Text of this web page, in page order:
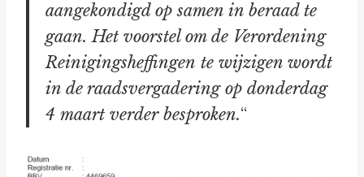
aangekondigd op samen in beraad te
gaan. Het voorstel om de Verordening
Reinigingsheffingen te wijzigen wordt
in de raadsvergadering op donderdag
4 maart verder besproken.“